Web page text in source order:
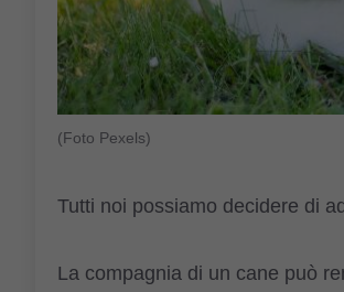
(Foto Pexels)
Tutti noi possiamo decidere di
La compagnia di un cane può